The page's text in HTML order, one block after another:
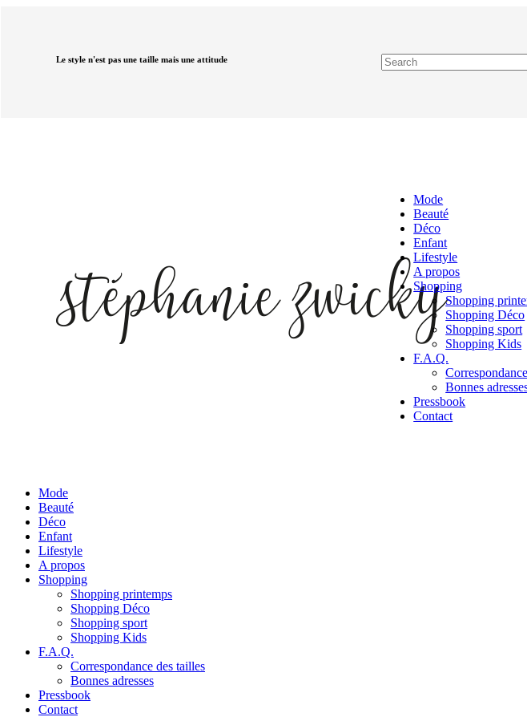
Le style n'est pas une taille mais une attitude
Mode
Beauté
Déco
Enfant
Lifestyle
A propos
Shopping
Shopping
Shopping Déco
Shopping sport
Shopping Kids
F.A.Q.
Bonnes
Pressbook
Contact
Mode
Beauté
Déco
Enfant
Lifestyle
A propos
Shopping
Shopping printemps
Shopping Déco
Shopping sport
Shopping Kids
F.A.Q.
Correspondance des tailles
Bonnes adresses
Pressbook
Contact